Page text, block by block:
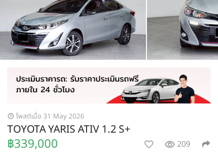
โพสต์เมื่อ 31 May 2026
TOYOTA YARIS ATIV 1.2 S+
฿339,000 209